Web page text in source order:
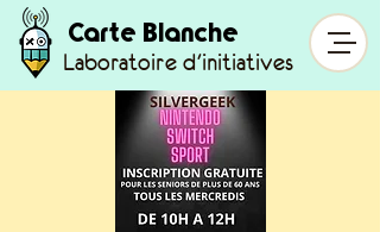
Carte Blanche
Laboratoire d'initiatives